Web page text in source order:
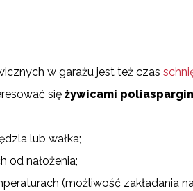
w garażu jest też czas
się żywicami
lub wałka;
od nałożenia;
(możliwość zakładania